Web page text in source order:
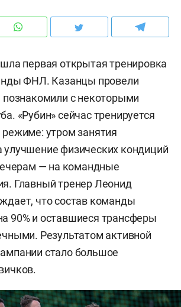
первая открытая тренировка
ФНЛ. Казанцы провели
познакомили с некоторыми
«Рубин» сейчас тренируется
утром занятия
улучшение физических кондиций
— на командные
Главный тренер Леонид
что состав команды
90% и оставшиеся трансферы
Результатом активной
стало большое